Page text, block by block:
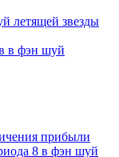
летящей звезды
в фэн шуй
прибыли
8 в фэн шуй